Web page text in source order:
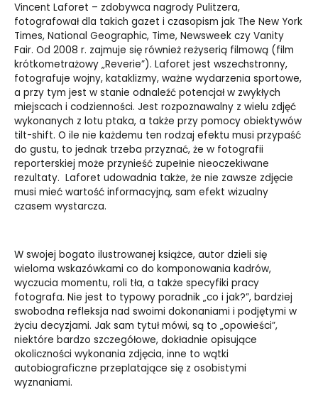
Vincent Laforet – zdobywca nagrody Pulitzera,
fotografował dla takich gazet i czasopism jak The New York
Times, National Geographic, Time, Newsweek czy Vanity
Fair. Od 2008 r. zajmuje się również reżyserią filmową (film
krótkometrażowy „Reverie”). Laforet jest wszechstronny,
fotografuje wojny, kataklizmy, ważne wydarzenia sportowe,
a przy tym jest w stanie odnaleźć potencjał w zwykłych
miejscach i codzienności. Jest rozpoznawalny z wielu zdjęć
wykonanych z lotu ptaka, a także przy pomocy obiektywów
tilt-shift. O ile nie każdemu ten rodzaj efektu musi przypaść
do gustu, to jednak trzeba przyznać, że w fotografii
reporterskiej może przynieść zupełnie nieoczekiwane
rezultaty. Laforet udowadnia także, że nie zawsze zdjęcie
musi mieć wartość informacyjną, sam efekt wizualny
czasem wystarcza.
W swojej bogato ilustrowanej książce, autor dzieli się
wieloma wskazówkami co do komponowania kadrów,
wyczucia momentu, roli tła, a także specyfiki pracy
fotografa. Nie jest to typowy poradnik „co i jak?”, bardziej
swobodna refleksja nad swoimi dokonaniami i podjętymi w
życiu decyzjami. Jak sam tytuł mówi, są to „opowieści”,
niektóre bardzo szczegółowe, dokładnie opisujące
okoliczności wykonania zdjęcia, inne to wątki
autobiograficzne przeplatające się z osobistymi
wyznaniami.